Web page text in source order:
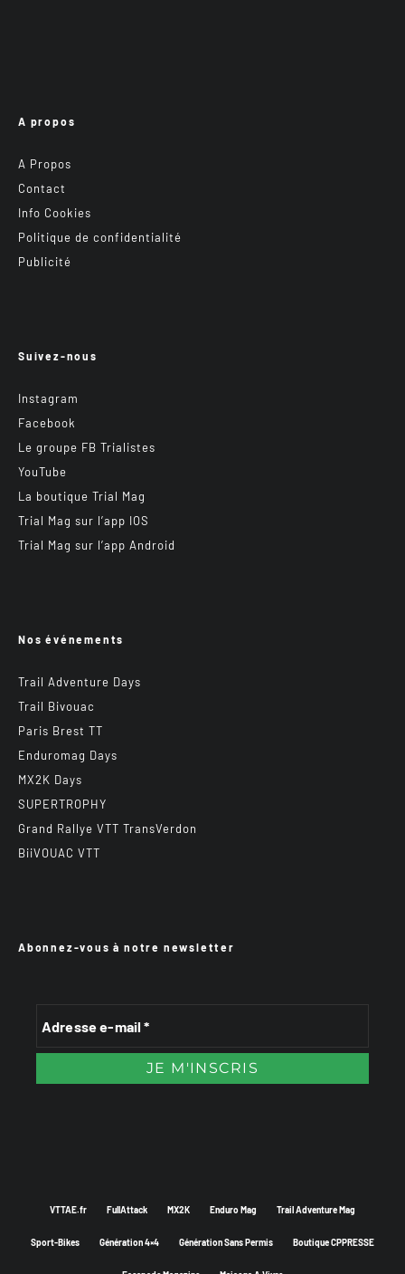
A propos
A Propos
Contact
Info Cookies
Politique de confidentialité
Publicité
Suivez-nous
Instagram
Facebook
Le groupe FB Trialistes
YouTube
La boutique Trial Mag
Trial Mag sur l’app IOS
Trial Mag sur l’app Android
Nos événements
Trail Adventure Days
Trail Bivouac
Paris Brest TT
Enduromag Days
MX2K Days
SUPERTROPHY
Grand Rallye VTT TransVerdon
BiiVOUAC VTT
Abonnez-vous à notre newsletter
VTTAE.fr FullAttack MX2K Enduro Mag Trail Adventure Mag
Sport-Bikes Génération 4×4 Génération Sans Permis Boutique CPPRESSE